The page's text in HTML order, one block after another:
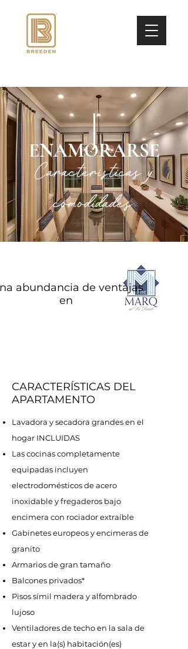
ENAMORARSE
Características y
comodidades
abundancia de ventajas
en
CARACTERÍSTICAS DEL
APARTAMENTO
Lavadora y secadora grandes en el
hogar INCLUIDAS
Las cocinas completamente
equipadas incluyen
electrodomésticos de acero
inoxidable y fregaderos bajo
encimera con rociador extraíble
Gabinetes europeos y encimeras de
granito
Armarios de gran tamaño
Balcones privados*
Pisos símil madera y alfombrado
lujoso
Ventiladores de techo en la sala de
estar y en la(s) habitación(es)